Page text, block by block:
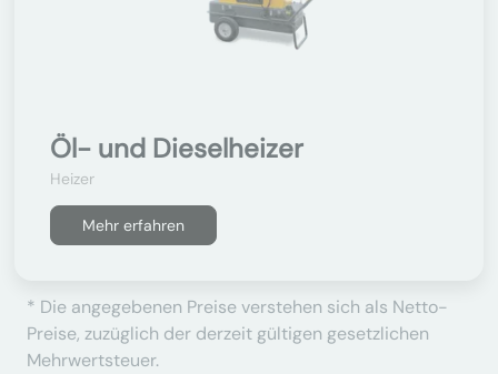
Öl- und Dieselheizer
Heizer
Mehr erfahren
* Die angegebenen Preise verstehen sich als Netto-
Preise, zuzüglich der derzeit gültigen gesetzlichen
Mehrwertsteuer.